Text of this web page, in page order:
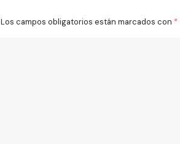
Los campos obligatorios están marcados con *